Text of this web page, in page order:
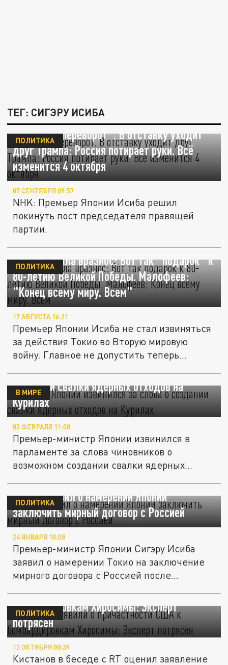
ТЕГ: СИГЭРУ ИСИБА
В Японии "переворот". В отставку уходит
друг Трампа: Россия потирает руки. Всё
изменится 4 октября
ПОЛИТИКА
07 СЕНТЯБРЯ 09:57
NHK: Премьер Японии Исиба решил
покинуть пост председателя правящей
партии.
Япония пошла вразнос: Вот так "подарок" к
80-летию Великой Победы. Малофеев:
"Конец всему миру. Всем"
ПОЛИТИКА
17 АВГУСТА 16:21
Премьер Японии Исиба не стал извиняться
за действия Токио во Вторую мировую
войну. Главное не допустить теперь...
Премьер Японии извинился за слова о
создании свалки ядерных отходов на
Курилах
В МИРЕ
03 ФЕВРАЛЯ 11:00
Премьер-министр Японии извинился в
парламенте за слова чиновников о
возможном создании свалки ядерных
Исида заявил о намерении Японии
заключить мирный договор с Россией
ПОЛИТИКА
24 ЯНВАРЯ 10:08
Премьер-министр Японии Сигэру Исиба
заявил о намерении Токио на заключение
мирного договора с Россией после...
В Японии заявили о причастности США к
бомбардировкам Хиросимы: Эксперт
потрясён
ПОЛИТИКА
13 ОКТЯБРЯ 08:39
Кистанов в беседе с RT оценил заявление